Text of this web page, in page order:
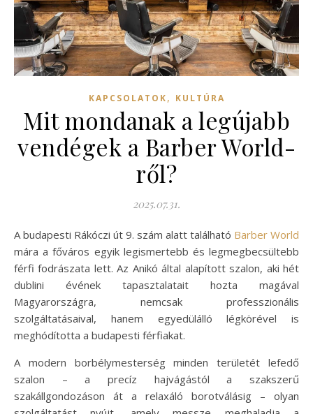
KAPCSOLATOK, KULTÚRA
Mit mondanak a legújabb
vendégek a Barber World-
ről?
2025.07.31.
A budapesti Rákóczi út 9. szám alatt található Barber World
mára a főváros egyik legismertebb és legmegbecsültebb
férfi fodrászata lett. Az Anikó által alapított szalon, aki hét
dublini évének tapasztalatait hozta magával
Magyarországra, nemcsak professzionális
szolgáltatásaival, hanem egyedülálló légkörével is
meghódította a budapesti férfiakat.
A modern borbélymesterség minden területét lefedő
szalon – a precíz hajvágástól a szakszerű
szakállgondozáson át a relaxáló borotválásig – olyan